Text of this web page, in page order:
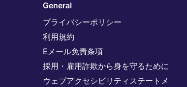
General
プライバシーポリシー
利用規約
Eメール免責条項
採用・雇用詐欺から身を守るために
ウェブアクセシビリティステートメ